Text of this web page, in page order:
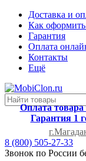
Доставка и
Как оформить
Гарантия
Оплата
Контакты
Ещё
Оплата товара
Гарантия 1
8 (800) 505-27-33
Звонок по России